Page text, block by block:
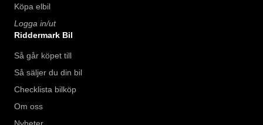
Köpa elbil
Logga in/ut
Riddermark Bil
Så går köpet till
Så säljer du din bil
Checklista bilköp
Om oss